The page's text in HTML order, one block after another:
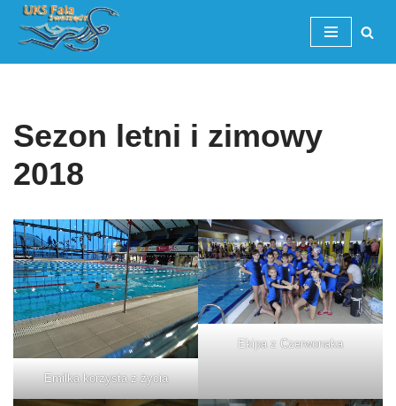
Przejdź
do
Sezon letni i zimowy
2018
Emilka korzysta z życia
Ekipa z Czerwonaka